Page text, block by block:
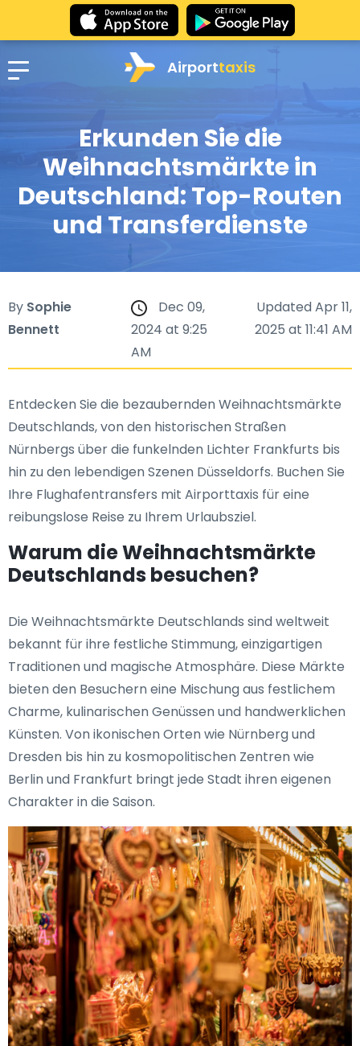
Airporttaxis
Erkunden Sie die
Weihnachtsmärkte in
Deutschland: Top-Routen
und Transferdienste
By Sophie
Bennett
Dec 09,
2024 at 9:25
AM
Updated Apr 11,
2025 at 11:41 AM
Entdecken Sie die bezaubernden Weihnachtsmärkte
Deutschlands, von den historischen Straßen
Nürnbergs über die funkelnden Lichter Frankfurts bis
hin zu den lebendigen Szenen Düsseldorfs. Buchen Sie
Ihre Flughafentransfers mit Airporttaxis für eine
reibungslose Reise zu Ihrem Urlaubsziel.
Warum die Weihnachtsmärkte
Deutschlands besuchen?
Die Weihnachtsmärkte Deutschlands sind weltweit
bekannt für ihre festliche Stimmung, einzigartigen
Traditionen und magische Atmosphäre. Diese Märkte
bieten den Besuchern eine Mischung aus festlichem
Charme, kulinarischen Genüssen und handwerklichen
Künsten. Von ikonischen Orten wie Nürnberg und
Dresden bis hin zu kosmopolitischen Zentren wie
Berlin und Frankfurt bringt jede Stadt ihren eigenen
Charakter in die Saison.